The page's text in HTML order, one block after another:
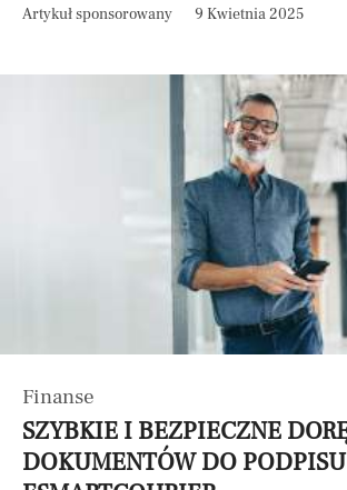
Artykuł sponsorowany 9 Kwietnia 2025
Finanse
SZYBKIE I BEZPIECZNE
DOKUMENTÓW DO